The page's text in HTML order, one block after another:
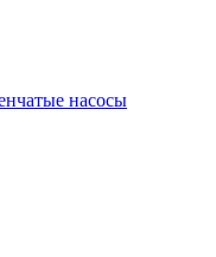
насосы